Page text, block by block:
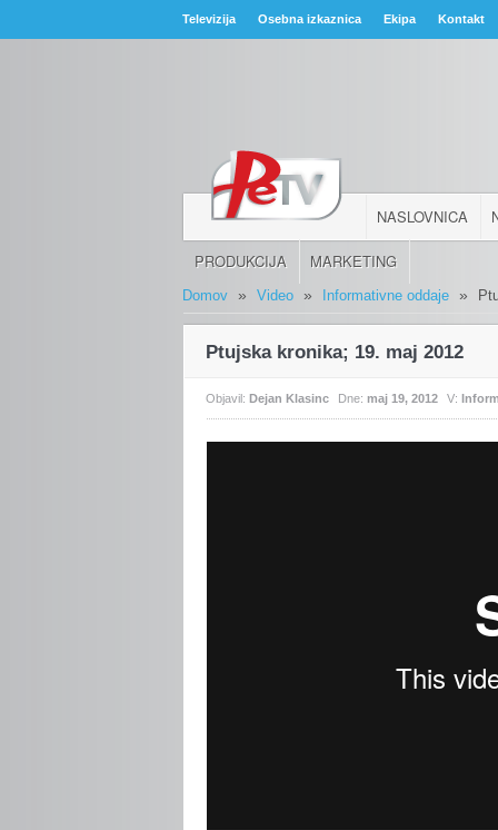
Televizija Osebna izkaznica Ekipa Kontakt
NASLOVNICA
PRODUKCIJA MARKETING
Domov » Video » Informativne oddaje »
Ptujska kronika; 19. maj 2012
Objavil:Dejan Klasinc Dne:maj 19, 2012 V: